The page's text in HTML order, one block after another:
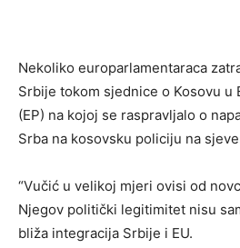
Nekoliko europarlamentaraca
Srbije tokom sjednice o Kosovu u
(EP) na kojoj se raspravljalo o
Srba na kosovsku policiju na
“Vučić u velikoj mjeri ovisi od
Njegov politički legitimitet nisu
bliža integracija Srbije i EU.